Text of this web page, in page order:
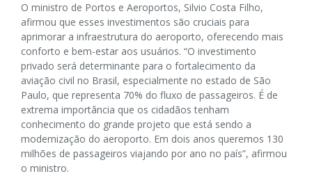
O ministro de Portos e Aeroportos, Silvio Costa Filho,
afirmou que esses investimentos são cruciais para
aprimorar a infraestrutura do aeroporto, oferecendo mais
conforto e bem-estar aos usuários. “O investimento
privado será determinante para o fortalecimento da
aviação civil no Brasil, especialmente no estado de São
Paulo, que representa 70% do fluxo de passageiros. É de
extrema importância que os cidadãos tenham
conhecimento do grande projeto que está sendo a
modernização do aeroporto. Em dois anos queremos 130
milhões de passageiros viajando por ano no país”, afirmou
o ministro.